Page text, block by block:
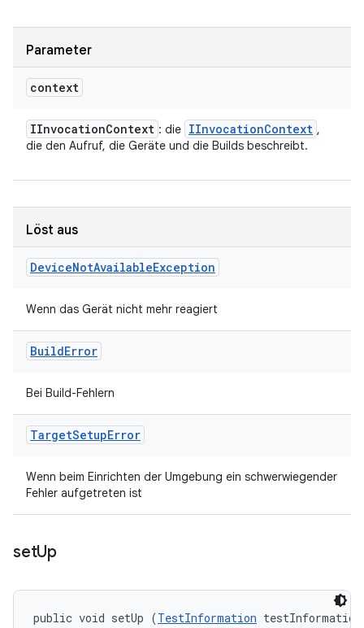
Parameter
context
IInvocationContext : die IInvocationContext ,
die den Aufruf, die Geräte und die Builds beschreibt.
Löst aus
DeviceNotAvailableException
Wenn das Gerät nicht mehr reagiert
BuildError
Bei Build-Fehlern
TargetSetupError
Wenn beim Einrichten der Umgebung ein schwerwiegender
Fehler aufgetreten ist
setUp
public void setUp (TestInformation